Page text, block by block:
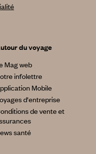
du voyage
Mag web
infolettre
Mobile
d'entreprise
de vente et
santé